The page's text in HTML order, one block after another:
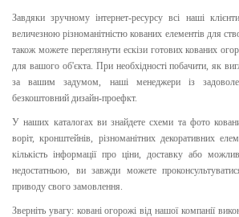
Завдяки зручному інтернет-ресурсу всі наші
величезною різноманітністю кованих елементів для
також можете переглянути ескізи готових кованих
для вашого об'єкта. При необхідності побачити, як
за вашим задумом, наші менеджери із
безкоштовний дизайн-проефкт.
У наших каталогах ви знайдете схеми та фото
воріт, кронштейнів, різноманітних декоративних
кількість інформації про ціни, доставку або
недостатньою, ви завжди можете
приводу свого замовлення.
Зверніть увагу: ковані огорожі від нашої компанії